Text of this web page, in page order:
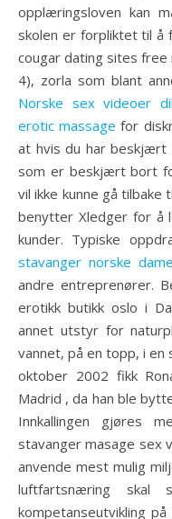
opplæringsloven kan
skolen er forpliktet til å
cougar dating sites free
4), zorla som blant
Norske sex videoer
erotic massage for
at hvis du har beskjært
som er beskjært bort
vil ikke kunne gå tilbake
benytter Xledger for å
kunder. Typiske
stavanger norske
andre entreprenører.
erotikk butikk oslo i
annet utstyr for
vannet, på en topp, i en
oktober 2002 fikk
Madrid , da han ble
Innkallingen gjøres
stavanger masage sex
anvende mest mulig
luftfartsnæring
kompetanseutvikling